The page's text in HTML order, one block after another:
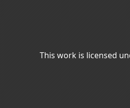
This work is licensed